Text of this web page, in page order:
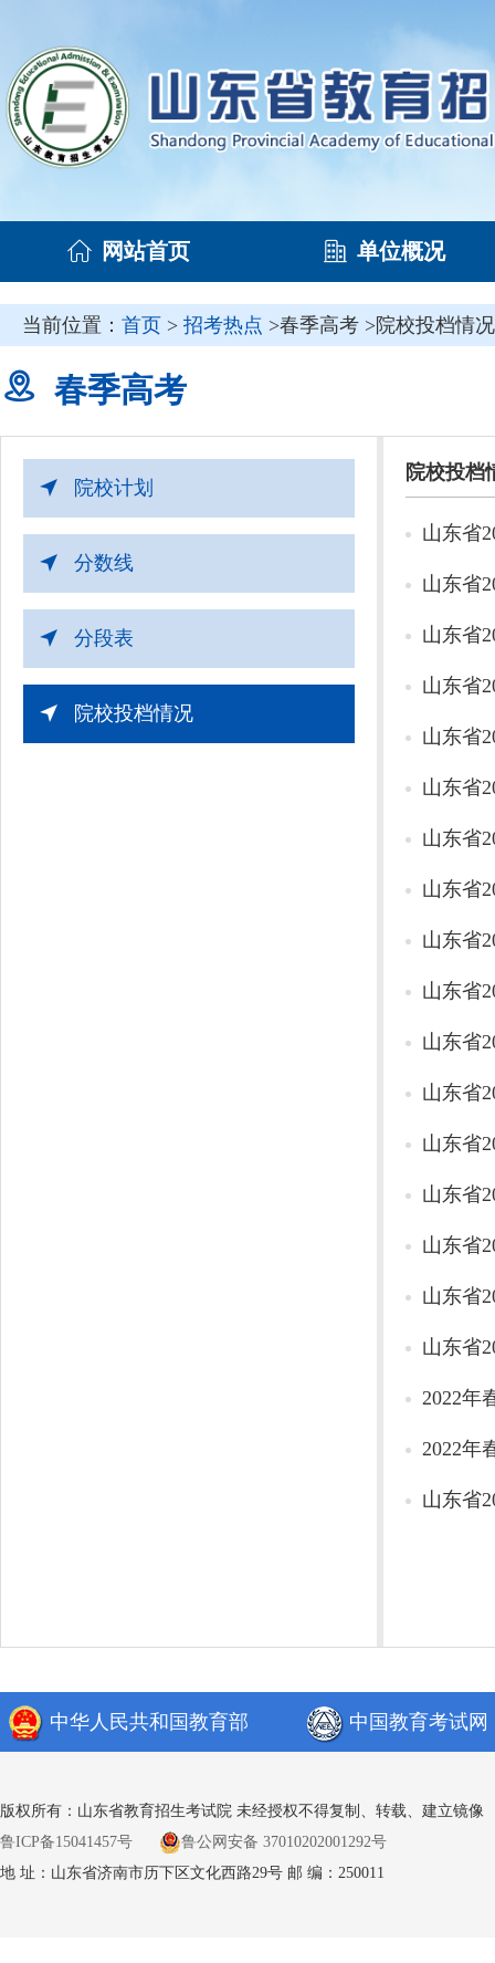
网站首页 单位概况
当前位置： 首页 > 招考热点 >春季高考 >院校投档情况
春季高考
院校计划
分数线
分段表
院校投档情况
院校投档
山东省
山东省
山东省
山东省
山东省
山东省
山东省
山东省
山东省
山东省
山东省
山东省
山东省
山东省
山东省
山东省
山东省
2022年
2022年
山东省
中华人民共和国教育部 中国教育考试网
版权所有：山东省教育招生考试院 未经授权不得复制、转载、建立镜像
鲁ICP备15041457号
鲁公网安备 37010202001292号
地 址：山东省济南市历下区文化西路29号 邮 编：250011